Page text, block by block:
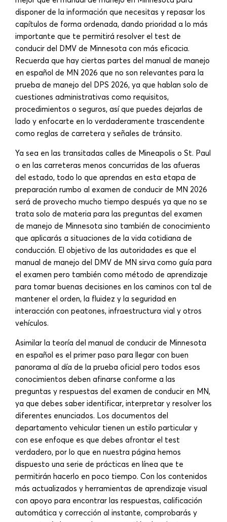
disponer de la información que necesitas y repasar los
capítulos de forma ordenada, dando prioridad a lo más
importante que te permitirá resolver el test de
conducir del DMV de Minnesota con más eficacia.
Recuerda que hay ciertas partes del manual de manejo
en español de MN 2026 que no son relevantes para la
prueba de manejo del DPS 2026, ya que hablan solo de
cuestiones administrativas como requisitos,
procedimientos o seguros, así que puedes dejarlas de
lado y enfocarte en lo verdaderamente trascendente
como reglas de carretera y señales de tránsito.
Ya sea en las transitadas calles de Mineapolis o St. Paul
o en las carreteras menos concurridas de las afueras
del estado, todo lo que aprendas en esta etapa de
preparación rumbo al examen de conducir de MN 2026
será de provecho mucho tiempo después ya que no se
trata solo de materia para las preguntas del examen
de manejo de Minnesota sino también de conocimiento
que aplicarás a situaciones de la vida cotidiana de
conducción. El objetivo de las autoridades es que el
manual de manejo del DMV de MN sirva como guía para
el examen pero también como método de aprendizaje
para tomar buenas decisiones en los caminos con tal de
mantener el orden, la fluidez y la seguridad en
interacción con peatones, infraestructura vial y otros
vehículos.
Asimilar la teoría del manual de conducir de Minnesota
en español es el primer paso para llegar con buen
panorama al día de la prueba oficial pero todos esos
conocimientos deben afinarse conforme a las
preguntas y respuestas del examen de conducir en MN,
ya que debes saber identificar, interpretar y resolver los
diferentes enunciados. Los documentos del
departamento vehicular tienen un estilo particular y
con ese enfoque es que debes afrontar el test
verdadero, por lo que en nuestra página hemos
dispuesto una serie de prácticas en línea que te
permitirán hacerlo en poco tiempo. Con los contenidos
más actualizados y herramientas de aprendizaje visual
con apoyo para encontrar las respuestas, calificación
automática y corrección al instante, comprobarás y